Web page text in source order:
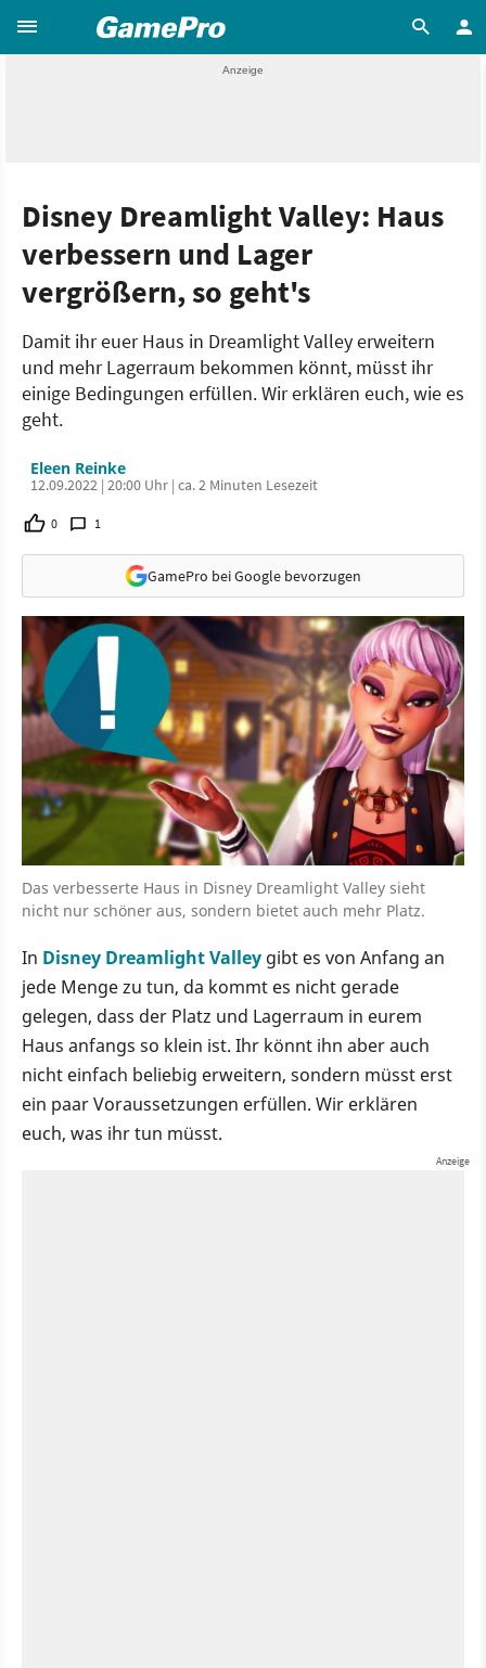
Disney Dreamlight Valley: Haus
verbessern und Lager
vergrößern, so geht's
Damit ihr euer Haus in Dreamlight Valley erweitern
und mehr Lagerraum bekommen könnt, müsst ihr
einige Bedingungen erfüllen. Wir erklären euch, wie es
geht.
Eleen Reinke
12.09.2022 | 20:00 Uhr | ca. 2 Minuten Lesezeit
0 1
GamePro bei Google bevorzugen
Das verbesserte Haus in Disney Dreamlight Valley sieht
nicht nur schöner aus, sondern bietet auch mehr Platz.
In Disney Dreamlight Valley gibt es von Anfang an
jede Menge zu tun, da kommt es nicht gerade
gelegen, dass der Platz und Lagerraum in eurem
Haus anfangs so klein ist. Ihr könnt ihn aber auch
nicht einfach beliebig erweitern, sondern müsst erst
ein paar Voraussetzungen erfüllen. Wir erklären
euch, was ihr tun müsst.